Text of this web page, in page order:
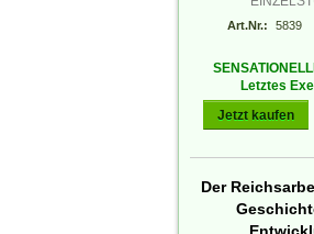
Art.Nr.: 5839
Letztes
Jetzt kaufen
Der